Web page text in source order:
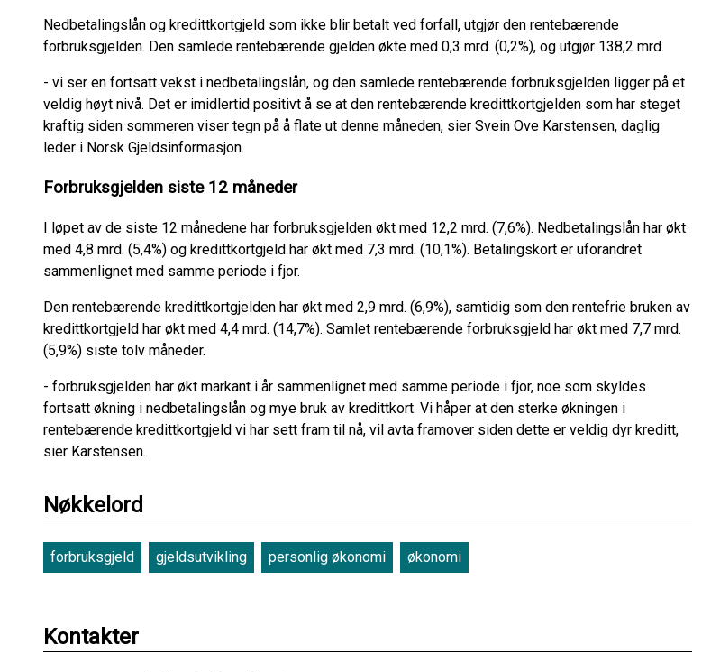
Nedbetalingslån og kredittkortgjeld som ikke blir betalt ved forfall, utgjør den rentebærende
forbruksgjelden. Den samlede rentebærende gjelden økte med 0,3 mrd. (0,2%), og utgjør 138,2 mrd.
- vi ser en fortsatt vekst i nedbetalingslån, og den samlede rentebærende forbruksgjelden ligger på et
veldig høyt nivå. Det er imidlertid positivt å se at den rentebærende kredittkortgjelden som har steget
kraftig siden sommeren viser tegn på å flate ut denne måneden, sier Svein Ove Karstensen, daglig
leder i Norsk Gjeldsinformasjon.
Forbruksgjelden siste 12 måneder
I løpet av de siste 12 månedene har forbruksgjelden økt med 12,2 mrd. (7,6%). Nedbetalingslån har økt
med 4,8 mrd. (5,4%) og kredittkortgjeld har økt med 7,3 mrd. (10,1%). Betalingskort er uforandret
sammenlignet med samme periode i fjor.
Den rentebærende kredittkortgjelden har økt med 2,9 mrd. (6,9%), samtidig som den rentefrie bruken av
kredittkortgjeld har økt med 4,4 mrd. (14,7%). Samlet rentebærende forbruksgjeld har økt med 7,7 mrd.
(5,9%) siste tolv måneder.
- forbruksgjelden har økt markant i år sammenlignet med samme periode i fjor, noe som skyldes
fortsatt økning i nedbetalingslån og mye bruk av kredittkort. Vi håper at den sterke økningen i
rentebærende kredittkortgjeld vi har sett fram til nå, vil avta framover siden dette er veldig dyr kreditt,
sier Karstensen.
Nøkkelord
forbruksgjeld gjeldsutvikling personlig økonomi økonomi
Kontakter